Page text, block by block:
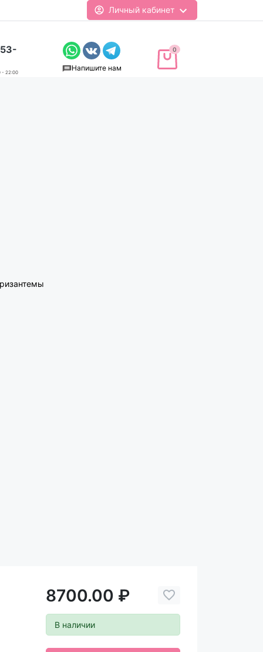
Личный кабинет
Напишите нам
- 22:00
0
8700.00 ₽
В наличии